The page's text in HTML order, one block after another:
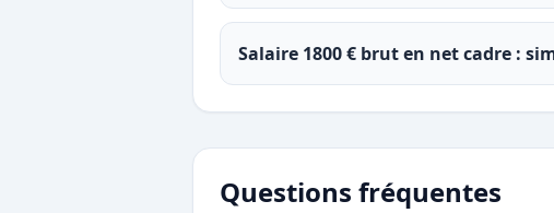
Salaire 1800 € brut en net cadre :
Questions fréquentes